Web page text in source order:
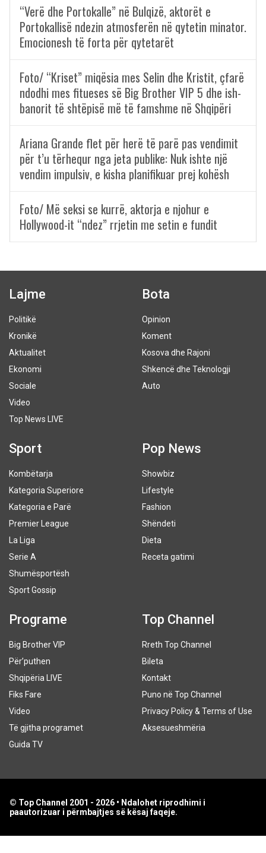
“Verë dhe Portokalle” në Bulqizë, aktorët e
Portokallisë ndezin atmosferën në qytetin minator.
Emocionesh të forta për qytetarët
Foto/ “Kriset” miqësia mes Selin dhe Kristit, çfarë
ndodhi mes fitueses së Big Brother VIP 5 dhe ish-
banorit të shtëpisë më të famshme në Shqipëri
Ariana Grande flet për herë të parë pas vendimit
për t’u tërhequr nga jeta publike: Nuk ishte një
vendim impulsiv, e kisha planifikuar prej kohësh
Foto/ Më seksi se kurrë, aktorja e njohur e
Hollywood-it “ndez” rrjetin me setin e fundit
Lajme
Politikë
Kronikë
Aktualitet
Ekonomi
Sociale
Video
Top News LIVE
Bota
Opinion
Koment
Kosova dhe Rajoni
Shkencë dhe Teknologji
Auto
Sport
Kombëtarja
Kategoria Superiore
Kategoria e Parë
Premier League
La Liga
Serie A
Shumësportësh
Sport Gossip
Pop News
Showbiz
Lifestyle
Fashion
Shëndeti
Dieta
Receta gatimi
Programe
Big Brother VIP
Për’puthen
Shqipëria LIVE
Fiks Fare
Video
Të gjitha programet
Guida TV
Top Channel
Rreth Top Channel
Bileta
Kontakt
Puno në Top Channel
Privacy Policy & Terms of Use
Aksesueshmëria
© Top Channel 2001 - 2026 • Ndalohet riprodhimi i
paautorizuar i përmbajtjes së kësaj faqeje.